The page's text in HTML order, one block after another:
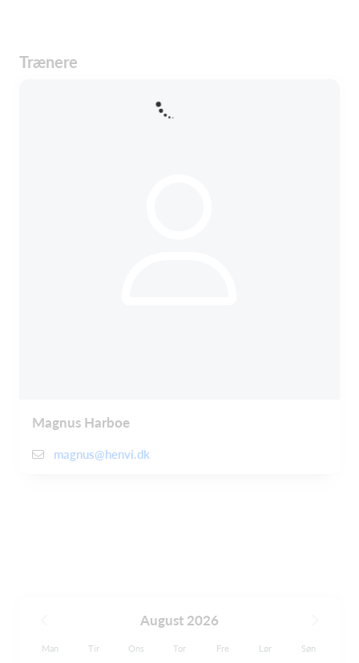
Trænere
Magnus Harboe
magnus@henvi.dk
August 2026
Man Tir Ons Tor Fre Lør Søn